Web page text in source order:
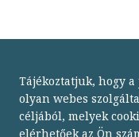
Tájékoztatjuk, hogy
olyan webes
céljából, melyek
elérhetőek az Ön